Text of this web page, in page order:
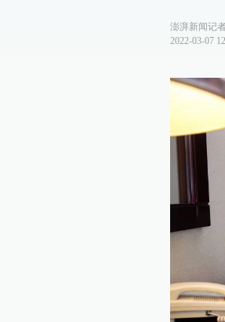
澎湃新闻记
2022-03-07